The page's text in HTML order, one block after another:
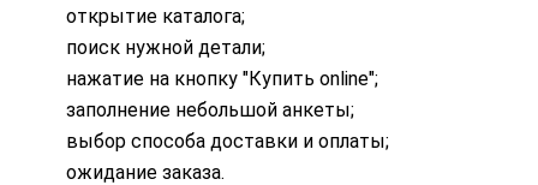
открытие каталога;
поиск нужной детали;
нажатие на кнопку "Купить online";
заполнение небольшой анкеты;
выбор способа доставки и оплаты;
ожидание заказа.